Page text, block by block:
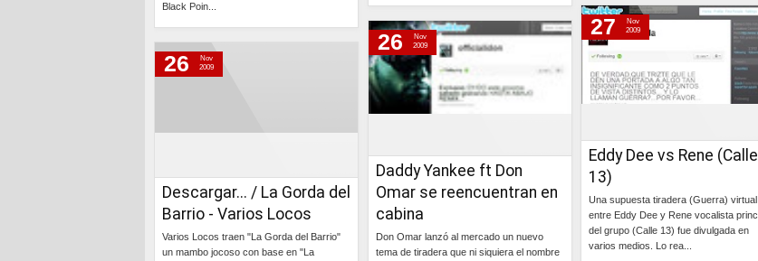
Black Poin...
Eddy Dee vs Rene (Calle
13)
Una supuesta tiradera (Guerra) virtual
entre Eddy Dee y Rene vocalista
del grupo (Calle 13) fue divulgada en
varios medios. Lo rea...
27
Nov
2009
Daddy Yankee ft Don
Omar se reencuentran en
cabina
Don Omar lanzó al mercado un nuevo
tema de tiradera que ni siquiera el nombre
26
Nov
2009
Descargar... / La Gorda del
Barrio - Varios Locos
Varios Locos traen "La Gorda del Barrio"
un mambo jocoso con base en "La
26
Nov
2009